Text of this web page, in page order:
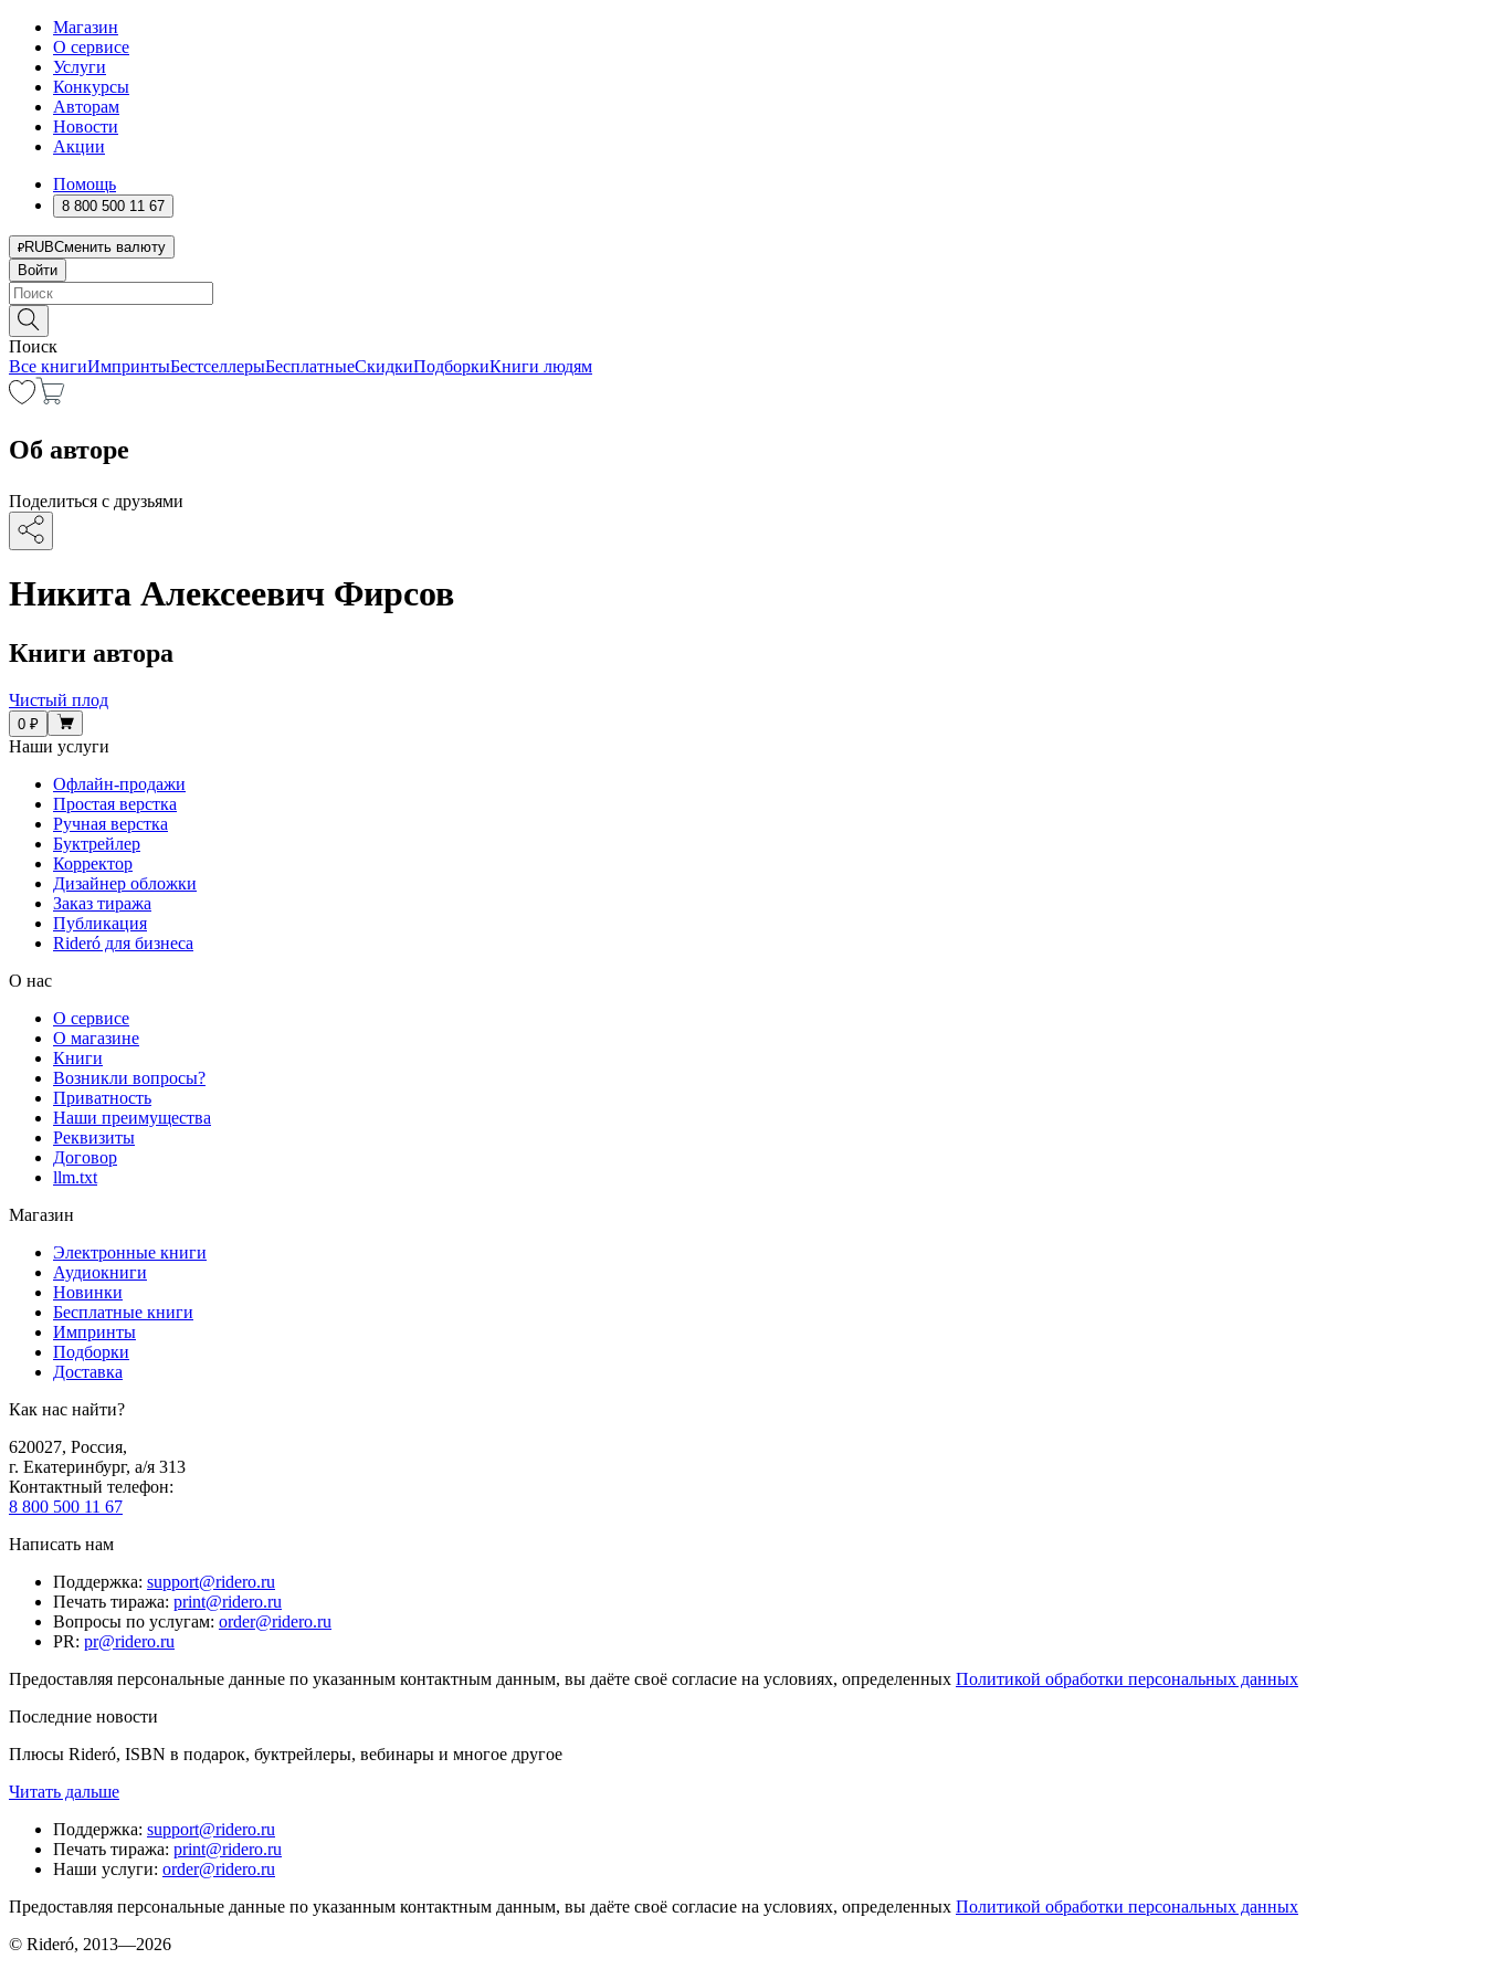
Магазин
О сервисе
Услуги
Конкурсы
Авторам
Новости
Акции
Помощь
8 800 500 11 67
RUBСменить валюту
Войти
Поиск
Все книгиИмпринтыБестселлерыБесплатныеСкидкиПодборкиКниги людям
Об авторе
Поделиться с друзьями
Никита Алексеевич Фирсов
Книги автора
Чистый плод
0 ₽
Наши услуги
Офлайн-продажи
Простая верстка
Ручная верстка
Буктрейлер
Корректор
Дизайнер обложки
Заказ тиража
Публикация
Rideró для бизнеса
О нас
О сервисе
О магазине
Книги
Возникли вопросы?
Приватность
Наши преимущества
Реквизиты
Договор
llm.txt
Магазин
Электронные книги
Аудиокниги
Новинки
Бесплатные книги
Импринты
Подборки
Доставка
Как нас найти?
620027, Россия,
г. Екатеринбург, а/я 313
Контактный телефон:
8 800 500 11 67
Написать нам
Поддержка: support@ridero.ru
Печать тиража: print@ridero.ru
Вопросы по услугам: order@ridero.ru
PR: pr@ridero.ru
Предоставляя персональные данные по указанным контактным данным, вы даёте своё согласие на условиях, определенных Политикой обработки персональных данных
Последние новости
Плюсы Rideró, ISBN в подарок, буктрейлеры, вебинары и многое другое
Читать дальше
Поддержка: support@ridero.ru
Печать тиража: print@ridero.ru
Наши услуги: order@ridero.ru
Предоставляя персональные данные по указанным контактным данным, вы даёте своё согласие на условиях, определенных Политикой обработки персональных данных
© Rideró, 2013—2026